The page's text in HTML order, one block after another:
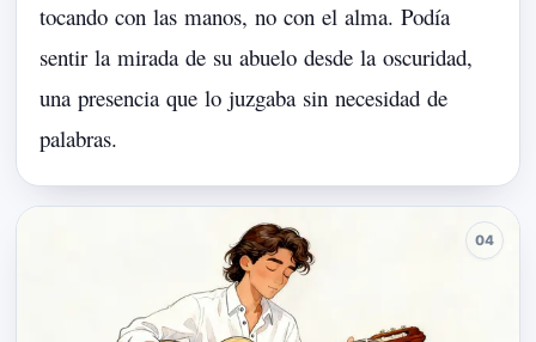
tocando con las manos, no con el alma. Podía
sentir la mirada de su abuelo desde la oscuridad,
una presencia que lo juzgaba sin necesidad de
palabras.